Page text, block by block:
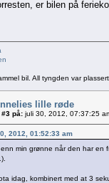
er bilen på
bil. All tyngden var
lille røde
på: juli 30, 2012, 07:37:25
2012, 01:52:33 am
min grønne når den har
idag, kombinert med at 3